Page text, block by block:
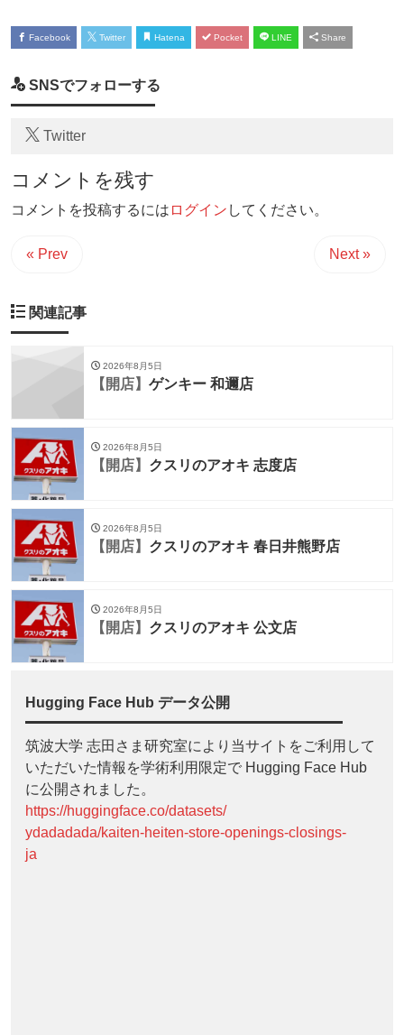
Facebook Twitter Hatena Pocket LINE Share
SNSでフォローする
Twitter
コメントを残す
コメントを投稿するには ログイン してください。
« Prev Next »
関連記事
2026年8月5日
【開店】 ゲンキー 和邇店
2026年8月5日
【開店】 クスリのアオキ 志度店
2026年8月5日
【開店】 クスリのアオキ 春日井熊野店
2026年8月5日
【開店】 クスリのアオキ 公文店
Hugging Face Hub データ公開
筑波大学 志田さま研究室により当サイトをご利用して
いただいた情報を学術利用限定で Hugging Face Hub
に公開されました。
https://huggingface.co/datasets/
ydadadada/kaiten-heiten-store-openings-closings-
ja